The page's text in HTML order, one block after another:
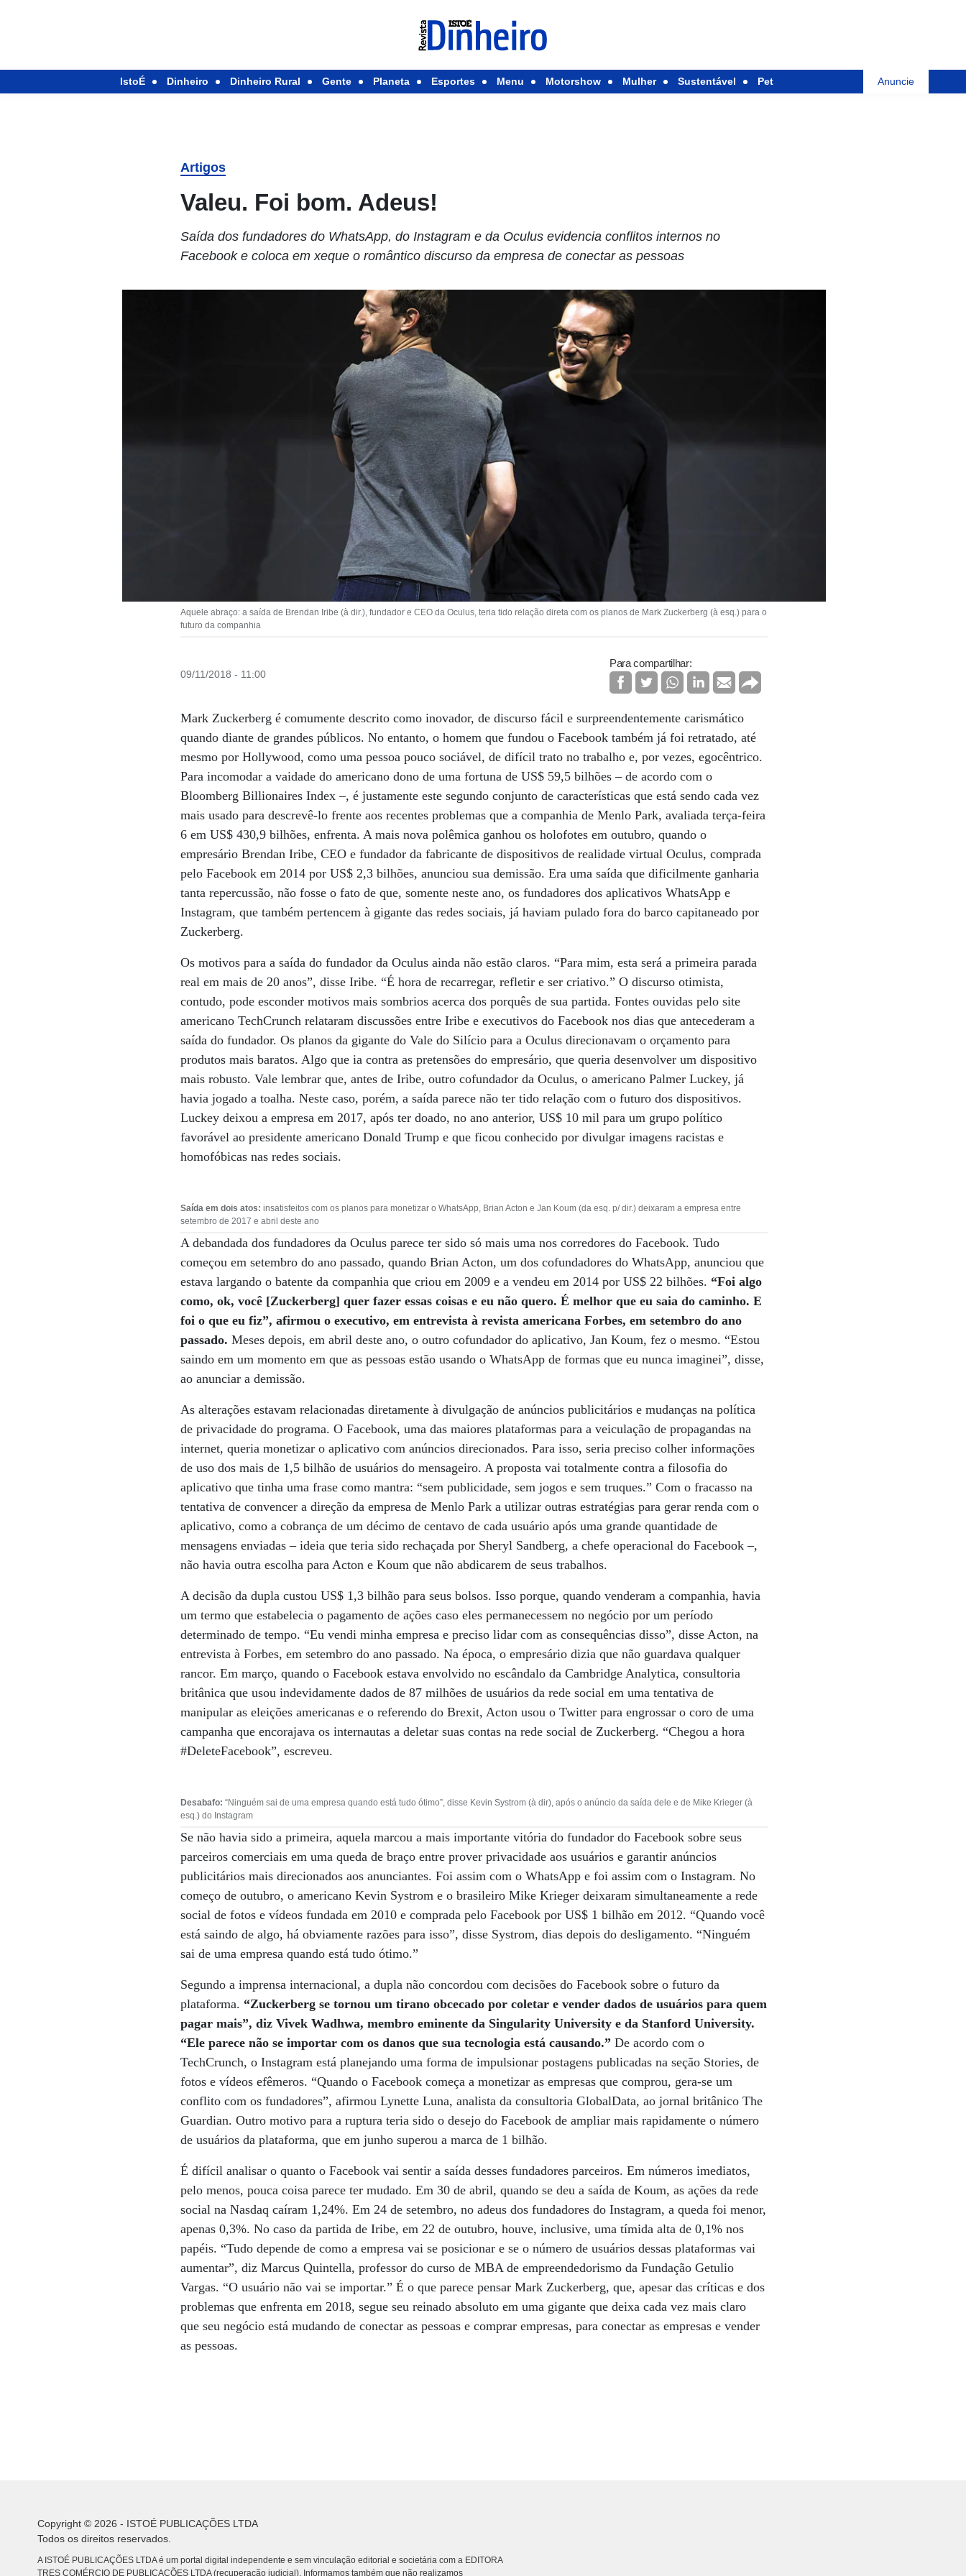
IstoÉ Dinheiro Dinheiro Rural Gente Planeta Esportes Menu Motorshow Mulher Sustentável Pet Anuncie
Artigos
Valeu. Foi bom. Adeus!
Saída dos fundadores do WhatsApp, do Instagram e da Oculus evidencia conflitos internos no
Facebook e coloca em xeque o romântico discurso da empresa de conectar as pessoas
Aquele abraço: a saída de Brendan Iribe (à dir.), fundador e CEO da Oculus, teria tido relação direta com os planos de Mark Zuckerberg (à esq.) para o
futuro da companhia
09/11/2018 - 11:00
Para compartilhar:
Mark Zuckerberg é comumente descrito como inovador, de discurso fácil e surpreendentemente carismático
quando diante de grandes públicos. No entanto, o homem que fundou o Facebook também já foi retratado, até
mesmo por Hollywood, como uma pessoa pouco sociável, de difícil trato no trabalho e, por vezes, egocêntrico.
Para incomodar a vaidade do americano dono de uma fortuna de US$ 59,5 bilhões – de acordo com o
Bloomberg Billionaires Index –, é justamente este segundo conjunto de características que está sendo cada vez
mais usado para descrevê-lo frente aos recentes problemas que a companhia de Menlo Park, avaliada terça-feira
6 em US$ 430,9 bilhões, enfrenta. A mais nova polêmica ganhou os holofotes em outubro, quando o
empresário Brendan Iribe, CEO e fundador da fabricante de dispositivos de realidade virtual Oculus, comprada
pelo Facebook em 2014 por US$ 2,3 bilhões, anunciou sua demissão. Era uma saída que dificilmente ganharia
tanta repercussão, não fosse o fato de que, somente neste ano, os fundadores dos aplicativos WhatsApp e
Instagram, que também pertencem à gigante das redes sociais, já haviam pulado fora do barco capitaneado por
Zuckerberg.
Os motivos para a saída do fundador da Oculus ainda não estão claros. “Para mim, esta será a primeira parada
real em mais de 20 anos”, disse Iribe. “É hora de recarregar, refletir e ser criativo.” O discurso otimista,
contudo, pode esconder motivos mais sombrios acerca dos porquês de sua partida. Fontes ouvidas pelo site
americano TechCrunch relataram discussões entre Iribe e executivos do Facebook nos dias que antecederam a
saída do fundador. Os planos da gigante do Vale do Silício para a Oculus direcionavam o orçamento para
produtos mais baratos. Algo que ia contra as pretensões do empresário, que queria desenvolver um dispositivo
mais robusto. Vale lembrar que, antes de Iribe, outro cofundador da Oculus, o americano Palmer Luckey, já
havia jogado a toalha. Neste caso, porém, a saída parece não ter tido relação com o futuro dos dispositivos.
Luckey deixou a empresa em 2017, após ter doado, no ano anterior, US$ 10 mil para um grupo político
favorável ao presidente americano Donald Trump e que ficou conhecido por divulgar imagens racistas e
homofóbicas nas redes sociais.
Saída em dois atos: insatisfeitos com os planos para monetizar o WhatsApp, Brian Acton e Jan Koum (da esq. p/ dir.) deixaram a empresa entre
setembro de 2017 e abril deste ano
A debandada dos fundadores da Oculus parece ter sido só mais uma nos corredores do Facebook. Tudo
começou em setembro do ano passado, quando Brian Acton, um dos cofundadores do WhatsApp, anunciou que
estava largando o batente da companhia que criou em 2009 e a vendeu em 2014 por US$ 22 bilhões. “Foi algo
como, ok, você [Zuckerberg] quer fazer essas coisas e eu não quero. É melhor que eu saia do caminho. E
foi o que eu fiz”, afirmou o executivo, em entrevista à revista americana Forbes, em setembro do ano
passado. Meses depois, em abril deste ano, o outro cofundador do aplicativo, Jan Koum, fez o mesmo. “Estou
saindo em um momento em que as pessoas estão usando o WhatsApp de formas que eu nunca imaginei”, disse,
ao anunciar a demissão.
As alterações estavam relacionadas diretamente à divulgação de anúncios publicitários e mudanças na política
de privacidade do programa. O Facebook, uma das maiores plataformas para a veiculação de propagandas na
internet, queria monetizar o aplicativo com anúncios direcionados. Para isso, seria preciso colher informações
de uso dos mais de 1,5 bilhão de usuários do mensageiro. A proposta vai totalmente contra a filosofia do
aplicativo que tinha uma frase como mantra: “sem publicidade, sem jogos e sem truques.” Com o fracasso na
tentativa de convencer a direção da empresa de Menlo Park a utilizar outras estratégias para gerar renda com o
aplicativo, como a cobrança de um décimo de centavo de cada usuário após uma grande quantidade de
mensagens enviadas – ideia que teria sido rechaçada por Sheryl Sandberg, a chefe operacional do Facebook –,
não havia outra escolha para Acton e Koum que não abdicarem de seus trabalhos.
A decisão da dupla custou US$ 1,3 bilhão para seus bolsos. Isso porque, quando venderam a companhia, havia
um termo que estabelecia o pagamento de ações caso eles permanecessem no negócio por um período
determinado de tempo. “Eu vendi minha empresa e preciso lidar com as consequências disso”, disse Acton, na
entrevista à Forbes, em setembro do ano passado. Na época, o empresário dizia que não guardava qualquer
rancor. Em março, quando o Facebook estava envolvido no escândalo da Cambridge Analytica, consultoria
britânica que usou indevidamente dados de 87 milhões de usuários da rede social em uma tentativa de
manipular as eleições americanas e o referendo do Brexit, Acton usou o Twitter para engrossar o coro de uma
campanha que encorajava os internautas a deletar suas contas na rede social de Zuckerberg. “Chegou a hora
#DeleteFacebook”, escreveu.
Desabafo: “Ninguém sai de uma empresa quando está tudo ótimo”, disse Kevin Systrom (à dir), após o anúncio da saída dele e de Mike Krieger (à
esq.) do Instagram
Se não havia sido a primeira, aquela marcou a mais importante vitória do fundador do Facebook sobre seus
parceiros comerciais em uma queda de braço entre prover privacidade aos usuários e garantir anúncios
publicitários mais direcionados aos anunciantes. Foi assim com o WhatsApp e foi assim com o Instagram. No
começo de outubro, o americano Kevin Systrom e o brasileiro Mike Krieger deixaram simultaneamente a rede
social de fotos e vídeos fundada em 2010 e comprada pelo Facebook por US$ 1 bilhão em 2012. “Quando você
está saindo de algo, há obviamente razões para isso”, disse Systrom, dias depois do desligamento. “Ninguém
sai de uma empresa quando está tudo ótimo.”
Segundo a imprensa internacional, a dupla não concordou com decisões do Facebook sobre o futuro da
plataforma. “Zuckerberg se tornou um tirano obcecado por coletar e vender dados de usuários para quem
pagar mais”, diz Vivek Wadhwa, membro eminente da Singularity University e da Stanford University.
“Ele parece não se importar com os danos que sua tecnologia está causando.” De acordo com o
TechCrunch, o Instagram está planejando uma forma de impulsionar postagens publicadas na seção Stories, de
fotos e vídeos efêmeros. “Quando o Facebook começa a monetizar as empresas que comprou, gera-se um
conflito com os fundadores”, afirmou Lynette Luna, analista da consultoria GlobalData, ao jornal britânico The
Guardian. Outro motivo para a ruptura teria sido o desejo do Facebook de ampliar mais rapidamente o número
de usuários da plataforma, que em junho superou a marca de 1 bilhão.
É difícil analisar o quanto o Facebook vai sentir a saída desses fundadores parceiros. Em números imediatos,
pelo menos, pouca coisa parece ter mudado. Em 30 de abril, quando se deu a saída de Koum, as ações da rede
social na Nasdaq caíram 1,24%. Em 24 de setembro, no adeus dos fundadores do Instagram, a queda foi menor,
apenas 0,3%. No caso da partida de Iribe, em 22 de outubro, houve, inclusive, uma tímida alta de 0,1% nos
papéis. “Tudo depende de como a empresa vai se posicionar e se o número de usuários dessas plataformas vai
aumentar”, diz Marcus Quintella, professor do curso de MBA de empreendedorismo da Fundação Getulio
Vargas. “O usuário não vai se importar.” É o que parece pensar Mark Zuckerberg, que, apesar das críticas e dos
problemas que enfrenta em 2018, segue seu reinado absoluto em uma gigante que deixa cada vez mais claro
que seu negócio está mudando de conectar as pessoas e comprar empresas, para conectar as empresas e vender
as pessoas.
Copyright © 2026 - ISTOÉ PUBLICAÇÕES LTDA
Todos os direitos reservados.
A ISTOÉ PUBLICAÇÕES LTDA é um portal digital independente e sem vinculação editorial e societária com a EDITORA
TRES COMÉRCIO DE PUBLICACÕES LTDA (recuperação judicial). Informamos também que não realizamos